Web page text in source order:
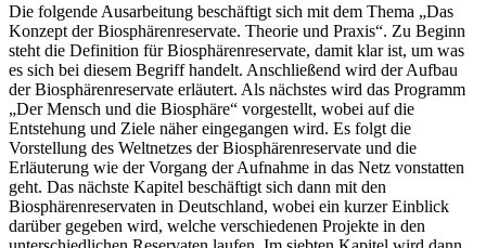
Die folgende Ausarbeitung beschäftigt sich mit dem Thema „Das
Konzept der Biosphärenreservate. Theorie und Praxis“. Zu Beginn
steht die Definition für Biosphärenreservate, damit klar ist, um was
es sich bei diesem Begriff handelt. Anschließend wird der Aufbau
der Biosphärenreservate erläutert. Als nächstes wird das Programm
„Der Mensch und die Biosphäre“ vorgestellt, wobei auf die
Entstehung und Ziele näher eingegangen wird. Es folgt die
Vorstellung des Weltnetzes der Biosphärenreservate und die
Erläuterung wie der Vorgang der Aufnahme in das Netz vonstatten
geht. Das nächste Kapitel beschäftigt sich dann mit den
Biosphärenreservaten in Deutschland, wobei ein kurzer Einblick
darüber gegeben wird, welche verschiedenen Projekte in den